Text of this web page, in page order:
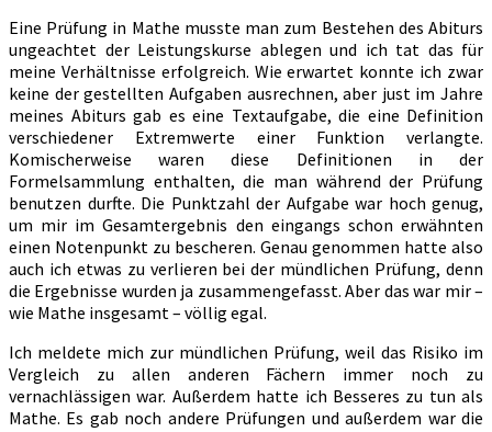
Eine Prüfung in Mathe musste man zum Bestehen des Abiturs
ungeachtet der Leistungskurse ablegen und ich tat das für
meine Verhältnisse erfolgreich. Wie erwartet konnte ich zwar
keine der gestellten Aufgaben ausrechnen, aber just im Jahre
meines Abiturs gab es eine Textaufgabe, die eine Definition
verschiedener Extremwerte einer Funktion verlangte.
Komischerweise waren diese Definitionen in der
Formelsammlung enthalten, die man während der Prüfung
benutzen durfte. Die Punktzahl der Aufgabe war hoch genug,
um mir im Gesamtergebnis den eingangs schon erwähnten
einen Notenpunkt zu bescheren. Genau genommen hatte also
auch ich etwas zu verlieren bei der mündlichen Prüfung, denn
die Ergebnisse wurden ja zusammengefasst. Aber das war mir –
wie Mathe insgesamt – völlig egal.
Ich meldete mich zur mündlichen Prüfung, weil das Risiko im
Vergleich zu allen anderen Fächern immer noch zu
vernachlässigen war. Außerdem hatte ich Besseres zu tun als
Mathe. Es gab noch andere Prüfungen und außerdem war die